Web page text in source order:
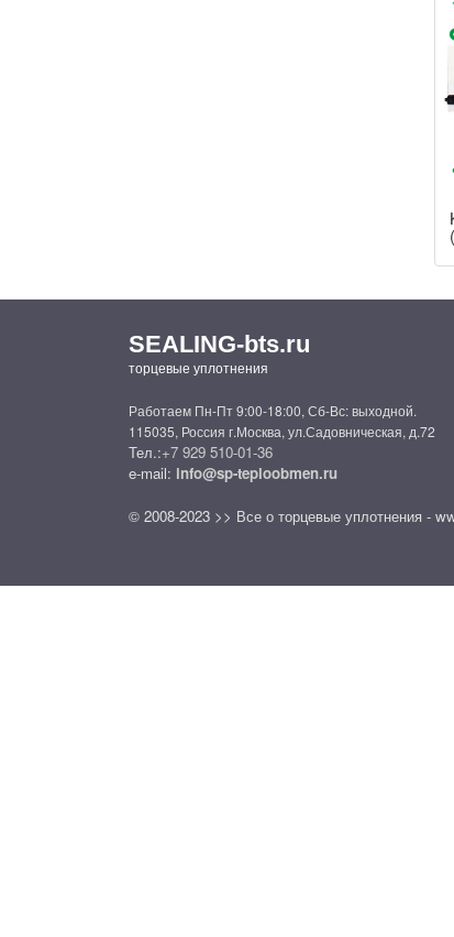
SEALING-bts.ru
торцевые уплотнения
Работаем Пн-Пт 9:00-18:00, Сб-Вс: выходной.
115035, Россия г.Москва, ул.Садовническая, д.72
Тел.:+7 929 510-01-36
e-mail: info@sp-teploobmen.ru
© 2008-2023 >> Все о торцевые уплотнения -